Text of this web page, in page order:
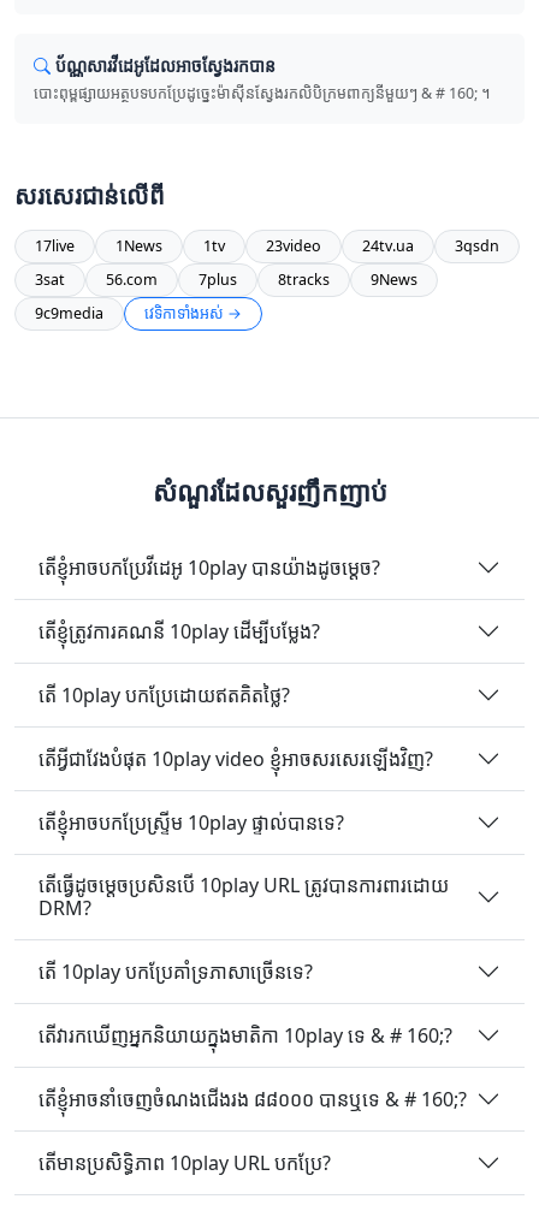
ប័ណ្ណសារ​វីដេអូ​ដែល​អាច​ស្វែងរក​បាន
បោះពុម្ព​ផ្សាយ​អត្ថបទ​បកប្រែ​ដូច្នេះ​ម៉ាស៊ីន​ស្វែងរក​លិបិក្រម​ពាក្យ​នីមួយៗ & # 160; ។
សរសេរ​ជាន់​លើ​ពី
17live 1News 1tv 23video 24tv.ua
3qsdn
3sat
56.com 7plus 8tracks
9News
9c9media
វេទិកា​ទាំងអស់ →
សំណួរ​ដែល​សួរ​ញឹកញាប់
តើខ្ញុំអាចបកប្រែវីដេអូ 10play បានយ៉ាងដូចម្តេច?
តើខ្ញុំត្រូវការគណនី 10play ដើម្បីបម្លែង?
តើ 10play បកប្រែដោយឥតគិតថ្លៃ?
តើអ្វីជាវែងបំផុត 10play video ខ្ញុំអាចសរសេរឡើងវិញ?
តើខ្ញុំអាចបកប្រែស្ទ្រីម 10play ផ្ទាល់បានទេ?
តើធ្វើដូចម្តេចប្រសិនបើ 10play URL ត្រូវបានការពារដោយ
DRM?
តើ 10play បកប្រែគាំទ្រភាសាច្រើនទេ?
តើ​វា​រក​ឃើញ​អ្នក​និយាយ​ក្នុង​មាតិកា 10play ទេ & # 160;?
តើ​ខ្ញុំ​អាច​នាំចេញ​ចំណង​ជើង​រង ៨៨០០០ បាន​ឬ​ទេ & # 160;?
តើមានប្រសិទ្ធិភាព 10play URL បកប្រែ?